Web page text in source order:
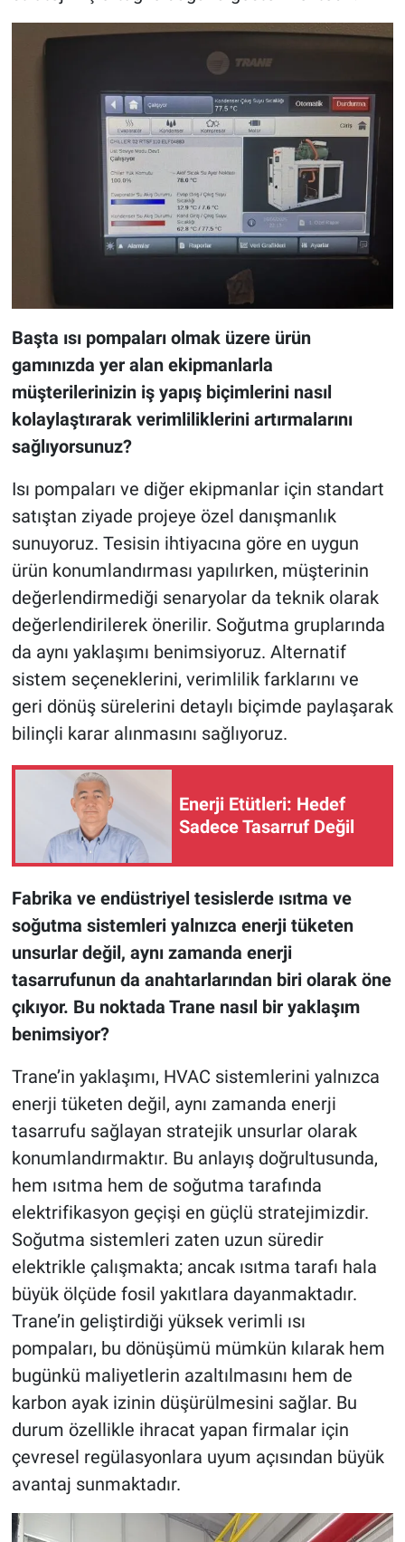
Başta ısı pompaları olmak üzere ürün
gamınızda yer alan ekipmanlarla
müşterilerinizin iş yapış biçimlerini nasıl
kolaylaştırarak verimliliklerini artırmalarını
sağlıyorsunuz?
Isı pompaları ve diğer ekipmanlar için standart
satıştan ziyade projeye özel danışmanlık
sunuyoruz. Tesisin ihtiyacına göre en uygun
ürün konumlandırması yapılırken, müşterinin
değerlendirmediği senaryolar da teknik olarak
değerlendirilerek önerilir. Soğutma gruplarında
da aynı yaklaşımı benimsiyoruz. Alternatif
sistem seçeneklerini, verimlilik farklarını ve
geri dönüş sürelerini detaylı biçimde paylaşarak
bilinçli karar alınmasını sağlıyoruz.
Enerji Etütleri: Hedef
Sadece Tasarruf Değil
Fabrika ve endüstriyel tesislerde ısıtma ve
soğutma sistemleri yalnızca enerji tüketen
unsurlar değil, aynı zamanda enerji
tasarrufunun da anahtarlarından biri olarak öne
çıkıyor. Bu noktada Trane nasıl bir yaklaşım
benimsiyor?
Trane’in yaklaşımı, HVAC sistemlerini yalnızca
enerji tüketen değil, aynı zamanda enerji
tasarrufu sağlayan stratejik unsurlar olarak
konumlandırmaktır. Bu anlayış doğrultusunda,
hem ısıtma hem de soğutma tarafında
elektrifikasyon geçişi en güçlü stratejimizdir.
Soğutma sistemleri zaten uzun süredir
elektrikle çalışmakta; ancak ısıtma tarafı hala
büyük ölçüde fosil yakıtlara dayanmaktadır.
Trane’in geliştirdiği yüksek verimli ısı
pompaları, bu dönüşümü mümkün kılarak hem
bugünkü maliyetlerin azaltılmasını hem de
karbon ayak izinin düşürülmesini sağlar. Bu
durum özellikle ihracat yapan firmalar için
çevresel regülasyonlara uyum açısından büyük
avantaj sunmaktadır.